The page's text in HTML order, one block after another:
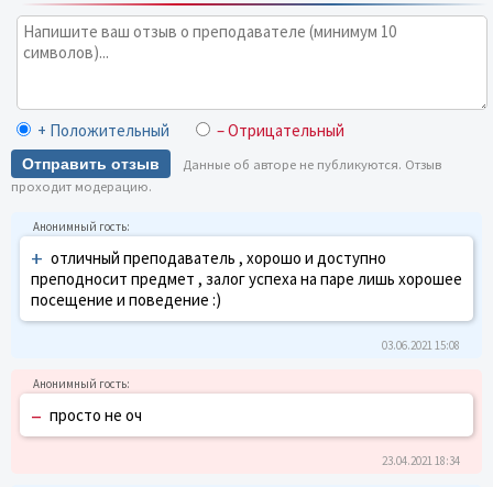
+ Положительный – Отрицательный
Отправить отзыв
Данные об авторе не публикуются. Отзыв
проходит модерацию.
+ отличный преподаватель , хорошо и доступно
преподносит предмет , залог успеха на паре лишь хорошее
посещение и поведение :)
03.06.2021 15:08
– просто не оч
23.04.2021 18:34